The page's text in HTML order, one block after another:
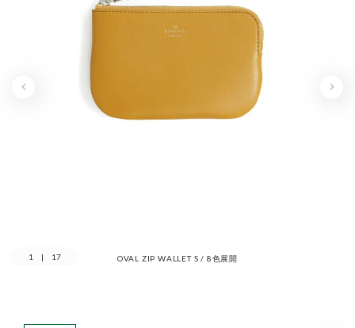
OVAL ZIP WALLET S / 8色展開
1 | 17